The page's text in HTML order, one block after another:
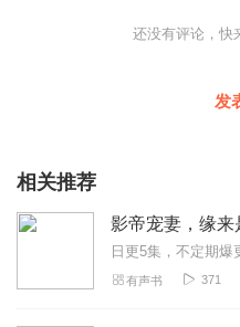
还没有评论，快
发
相关推荐
有声书 371